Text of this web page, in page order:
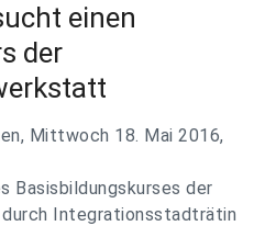
einen
der
Mittwoch 18. Mai 2016,
Basisbildungskurses der
Integrationsstadträtin